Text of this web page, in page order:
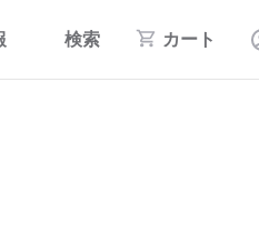
検索 カート